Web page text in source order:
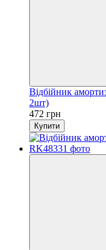
Відбійник
2шт)
472 грн
Купити